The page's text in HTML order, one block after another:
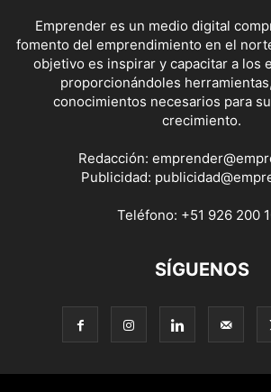
Emprender es un medio digital
fomento del emprendimiento en el
objetivo es inspirar y capacitar a los
proporcionándoles
conocimientos necesarios para
crecimiento.
Redacción:
Publicidad:
Teléfono: +51 926 200
SÍGUENOS